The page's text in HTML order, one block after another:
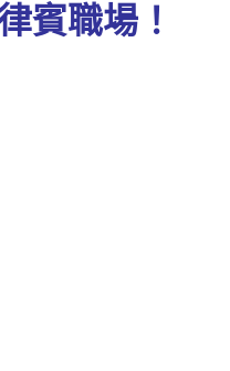
賓職場！